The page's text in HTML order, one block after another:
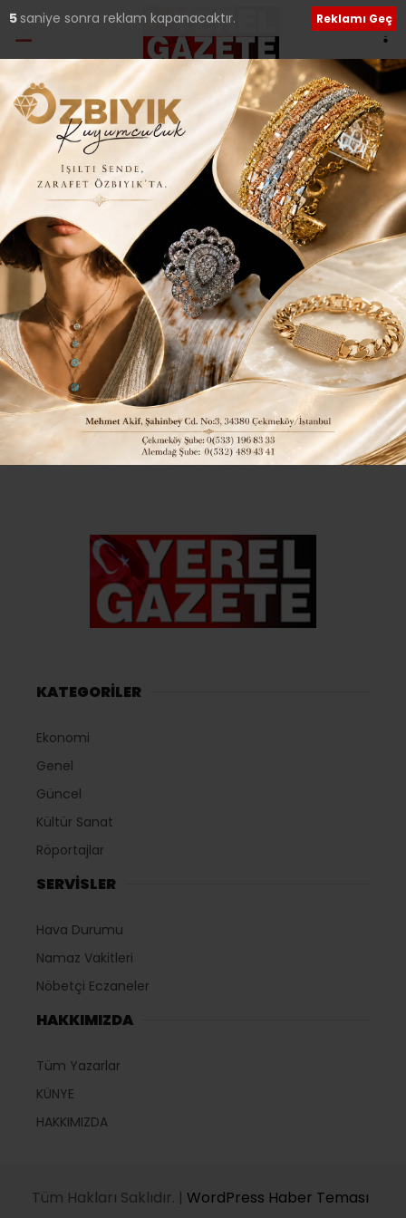
Etiket:ANA-Order
Anadolu Yakası Ordulular Derneği’nde yeni
süreç başladı..
Merkezi Çekmeköy Taşdelen’de faaliyet gösteren
Anadolu Yakası Ordulular Derneği (ANA-ORDER), baştan
aşağı yenilenen yüzü ve
10 Şubat 2024 Cumartesi 00:10
5 saniye sonra reklam kapanacaktır. Reklamı Geç
Sosyal medya hesaplarımızı keşfedin
KATEGORİLER
Ekonomi
Genel
Güncel
Kültür Sanat
Röportajlar
SERVİSLER
Hava Durumu
Namaz Vakitleri
Nöbetçi Eczaneler
HAKKIMIZDA
Tüm Yazarlar
KÜNYE
HAKKIMIZDA
Tüm Hakları Saklıdır. | WordPress Haber Teması